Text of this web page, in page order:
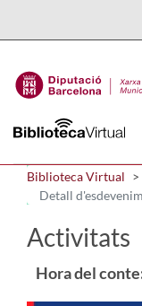
Biblioteca Virtual
Detall
Activitats
Hora del